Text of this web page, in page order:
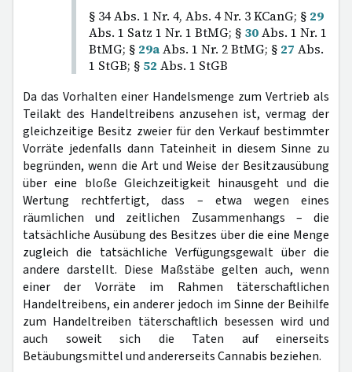
§ 34 Abs. 1 Nr. 4, Abs. 4 Nr. 3 KCanG; § 29
Abs. 1 Satz 1 Nr. 1 BtMG; § 30Abs. 1 Nr. 1
BtMG; § 29aAbs. 1 Nr. 2 BtMG; § 27 Abs.
1 StGB; § 52 Abs. 1 StGB
Da das Vorhalten einer Handelsmenge zum Vertrieb als
Teilakt des Handeltreibens anzusehen ist, vermag der
gleichzeitige Besitz zweier für den Verkauf bestimmter
Vorräte jedenfalls dann Tateinheit in diesem Sinne zu
begründen, wenn die Art und Weise der Besitzausübung
über eine bloße Gleichzeitigkeit hinausgeht und die
Wertung rechtfertigt, dass – etwa wegen eines
räumlichen und zeitlichen Zusammenhangs – die
tatsächliche Ausübung des Besitzes über die eine Menge
zugleich die tatsächliche Verfügungsgewalt über die
andere darstellt. Diese Maßstäbe gelten auch, wenn
einer der Vorräte im Rahmen täterschaftlichen
Handeltreibens, ein anderer jedoch im Sinne der Beihilfe
zum Handeltreiben täterschaftlich besessen wird und
auch soweit sich die Taten auf einerseits
Betäubungsmittel und andererseits Cannabis beziehen.